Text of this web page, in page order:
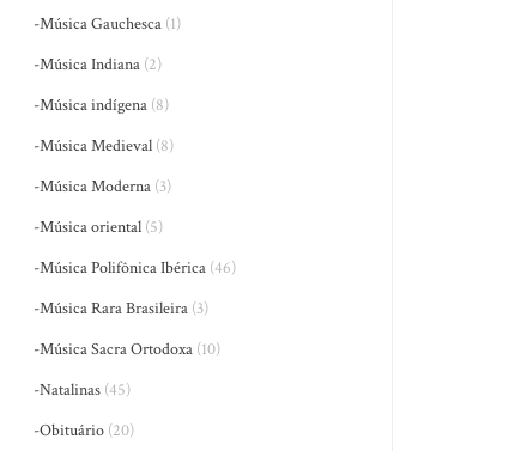
-Música Gauchesca (1)
-Música Indiana (2)
-Música indígena (8)
-Música Medieval (8)
-Música Moderna (3)
-Música oriental (5)
-Música Polifônica Ibérica (46)
-Música Rara Brasileira (3)
-Música Sacra Ortodoxa (10)
-Natalinas (45)
-Obituário (20)